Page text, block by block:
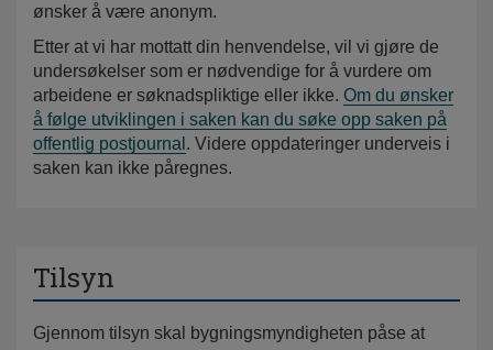
ønsker å være anonym.
Etter at vi har mottatt din henvendelse, vil vi gjøre de
undersøkelser som er nødvendige for å vurdere om
arbeidene er søknadspliktige eller ikke. Om du ønsker
å følge utviklingen i saken kan du søke opp saken på
offentlig postjournal . Videre oppdateringer underveis i
saken kan ikke påregnes.
Tilsyn
Gjennom tilsyn skal bygningsmyndigheten påse at